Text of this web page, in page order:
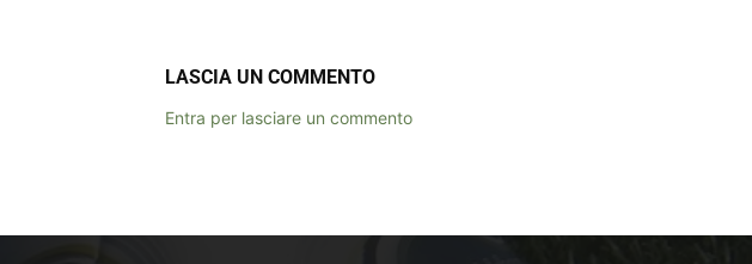
LASCIA UN COMMENTO
Entra per lasciare un commento